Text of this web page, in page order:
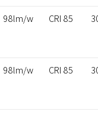
CRI 85
98lm/w
CRI 85
98lm/w